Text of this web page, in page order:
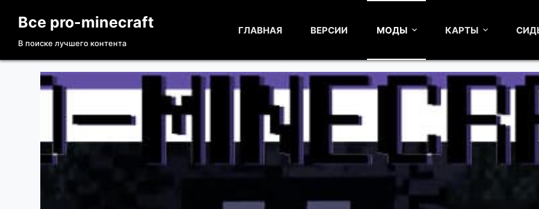
П
е
Все pro-minecraft
В поиске лучшего контента
ГЛАВНАЯ ВЕРСИИ МОДЫ КАРТЫ